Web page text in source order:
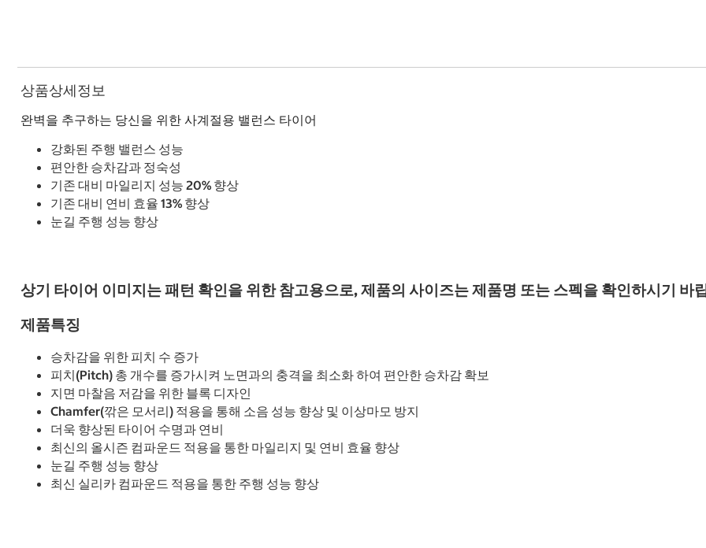
상품상세정보
완벽을 추구하는 당신을 위한 사계절용 밸런스 타이어
강화된 주행 밸런스 성능
편안한 승차감과 정숙성
기존 대비 마일리지 성능 20% 향상
기존 대비 연비 효율 13% 향상
눈길 주행 성능 향상
상기 타이어 이미지는 패턴 확인을 위한 참고용으로, 제품의 사이즈는 제품명 또는 스펙을 확인하시기 바
제품특징
승차감을 위한 피치 수 증가
피치(Pitch) 총 개수를 증가시켜 노면과의 충격을 최소화 하여 편안한 승차감 확보
지면 마찰음 저감을 위한 블록 디자인
Chamfer(깎은 모서리) 적용을 통해 소음 성능 향상 및 이상마모 방지
더욱 향상된 타이어 수명과 연비
최신의 올시즌 컴파운드 적용을 통한 마일리지 및 연비 효율 향상
눈길 주행 성능 향상
최신 실리카 컴파운드 적용을 통한 주행 성능 향상